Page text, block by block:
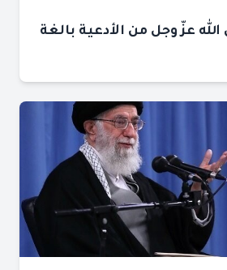
عزّ وجل من الأدعية بالغة